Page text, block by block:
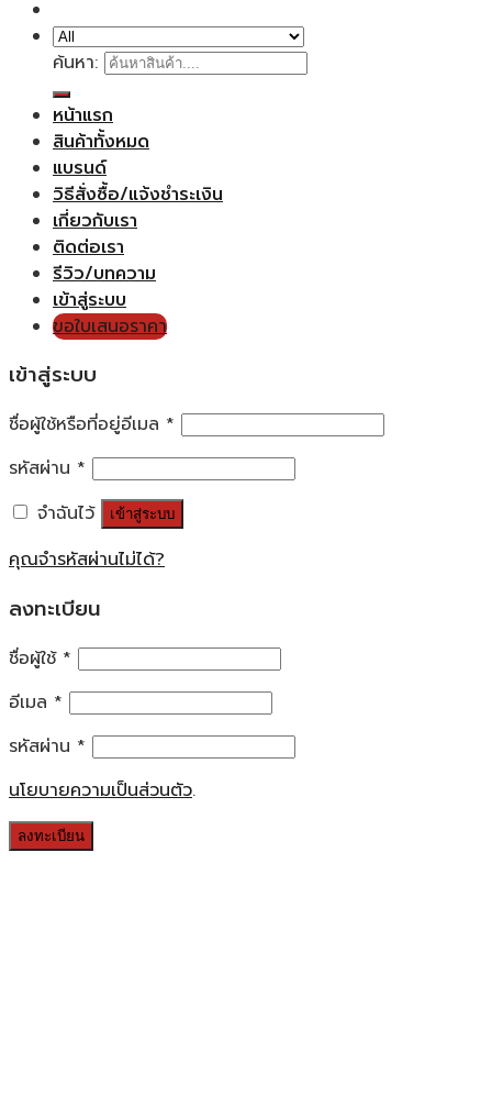
ค้นหา:
หน้าแรก
สินค้าทั้งหมด
แบรนด์
วิธีสั่งซื้อ/แจ้งชำระเงิน
เกี่ยวกับเรา
ติดต่อเรา
รีวิว/บทความ
เข้าสู่ระบบ
ขอใบเสนอราคา
เข้าสู่ระบบ
ชื่อผู้ใช้หรือที่อยู่อีเมล *
รหัสผ่าน *
จำฉันไว้
เข้าสู่ระบบ
คุณจำรหัสผ่านไม่ได้?
ลงทะเบียน
ชื่อผู้ใช้ *
อีเมล *
รหัสผ่าน *
นโยบายความเป็นส่วนตัว.
ลงทะเบียน